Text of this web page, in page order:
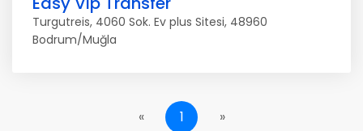
Turgutreis, 4060 Sok. Ev plus Sitesi, 48960
Bodrum/Muğla
« 1 »